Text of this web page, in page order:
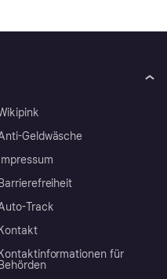
Geldwäsche
Track
für